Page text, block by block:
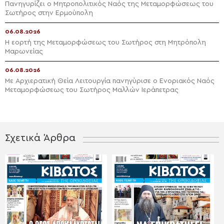
Πανηγυρίζει ο Μητροπολιτικός Ναός της Μεταμορφώσεως του
Σωτήρος στην Ερμούπολη
06.08.2026
Η εορτή της Μεταμορφώσεως του Σωτήρος στη Μητρόπολη
Μαρωνείας
06.08.2026
Με Αρχιερατική Θεία Λειτουργία πανηγύρισε ο Ενοριακός Ναός
Μεταμορφώσεως του Σωτήρος Μαλλών Ιεράπετρας
Σχετικά Άρθρα